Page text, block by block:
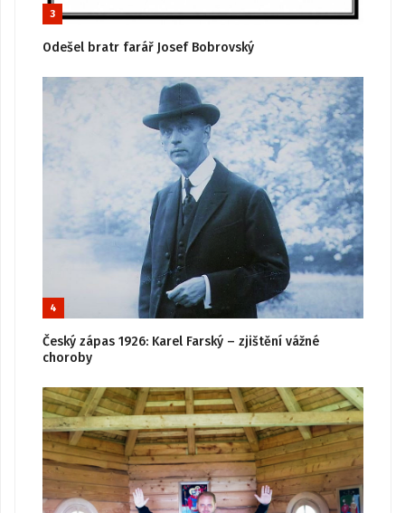
3
Odešel bratr farář Josef Bobrovský
4
Český zápas 1926: Karel Farský – zjištění vážné
choroby